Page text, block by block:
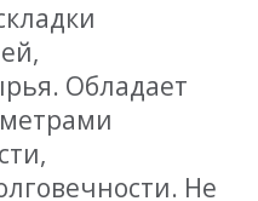
Обладает
Не